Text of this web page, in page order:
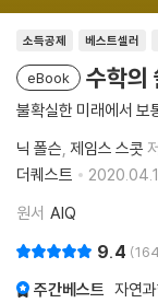
소득공제 베스트셀러
eBook 수학의
불확실한 미래에서 보
닉 폴슨 제임스 스콧 저
더퀘스트
원서 AIQ
9.4 164
주간베스트 자연